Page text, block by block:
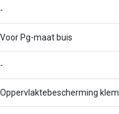
-
Voor Pg-maat buis
-
Oppervlaktebescherming klem